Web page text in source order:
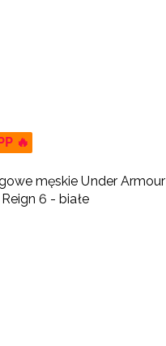
🔥
męskie Under Armour
6 - białe